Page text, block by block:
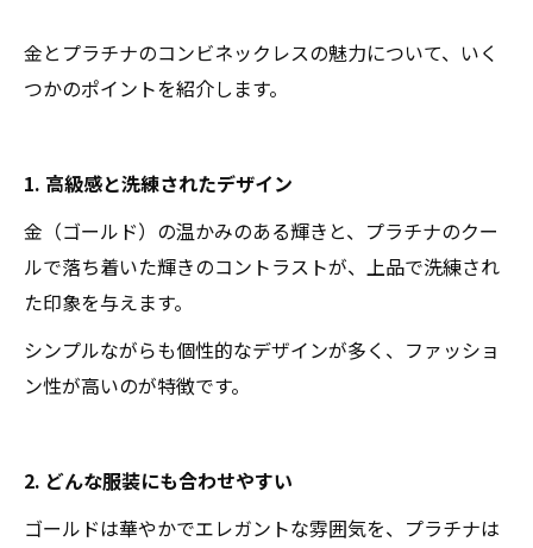
金とプラチナのコンビネックレスの魅力について、いく
つかのポイントを紹介します。
1. 高級感と洗練されたデザイン
金（ゴールド）の温かみのある輝きと、プラチナのクー
ルで落ち着いた輝きのコントラストが、上品で洗練され
た印象を与えます。
シンプルながらも個性的なデザインが多く、ファッショ
ン性が高いのが特徴です。
2. どんな服装にも合わせやすい
ゴールドは華やかでエレガントな雰囲気を、プラチナは